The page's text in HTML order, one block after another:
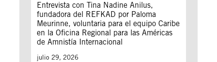
Entrevista con Tina Nadine Anilus,
fundadora del REFKAD por Paloma
Meurinne, voluntaria para el equipo Caribe
en la Oficina Regional para las Américas
de Amnistía Internacional
julio 29, 2026